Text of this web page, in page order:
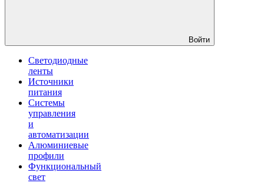
Войти
Светодиодные
ленты
Источники
питания
Системы
управления
и
автоматизации
Алюминиевые
профили
Функциональный
свет